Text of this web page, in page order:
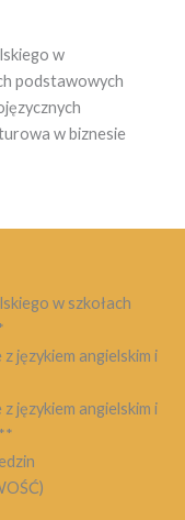
w
podstawowych
w biznesie
w szkołach
językiem angielskim i
językiem angielskim i